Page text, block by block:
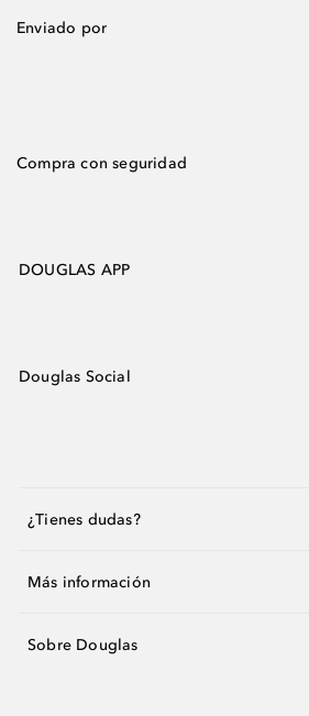
Enviado por
Compra con seguridad
DOUGLAS APP
Douglas Social
¿Tienes dudas?
Más información
Sobre Douglas